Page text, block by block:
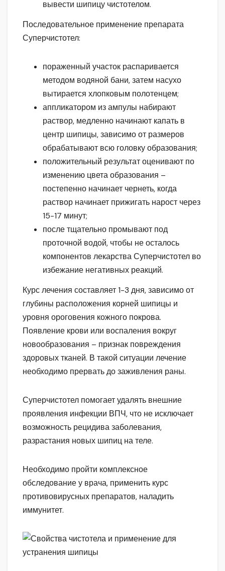
вывести шипицу чистотелом.
Последовательное применение препарата
Суперчистотел:
пораженный участок распаривается
методом водяной бани, затем насухо
вытирается хлопковым полотенцем;
аппликатором из ампулы набирают
раствор, медленно начинают капать в
центр шипицы, зависимо от размеров
обрабатывают всю головку образования;
положительный результат оценивают по
изменению цвета образования –
постепенно начинает чернеть, когда
раствор начинает прижигать нарост через
15-17 минут;
после тщательно промывают под
проточной водой, чтобы не осталось
компонентов лекарства Суперчистотел во
избежание негативных реакций.
Курс лечения составляет 1-3 дня, зависимо от
глубины расположения корней шипицы и
уровня ороговения кожного покрова.
Появление крови или воспаления вокруг
новообразования – признак повреждения
здоровых тканей. В такой ситуации лечение
необходимо прервать до заживления раны.
Суперчистотел помогает удалять внешние
проявления инфекции ВПЧ, что не исключает
возможность рецидива заболевания,
разрастания новых шипиц на теле.
Необходимо пройти комплексное
обследование у врача, применить курс
противовирусных препаратов, наладить
иммунитет.